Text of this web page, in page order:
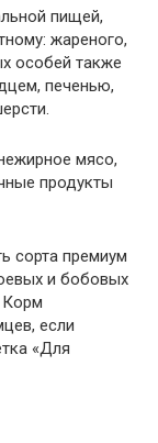
пищей,
жареного,
особей также
печенью,
мясо,
продукты
сорта премиум
и бобовых
Корм
если
«Для